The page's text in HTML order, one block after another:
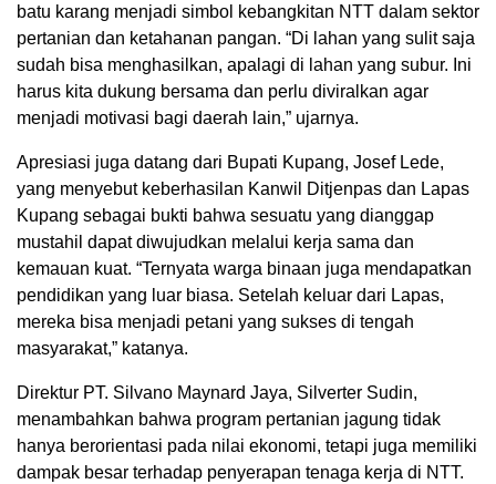
batu karang menjadi simbol kebangkitan NTT dalam sektor
pertanian dan ketahanan pangan. “Di lahan yang sulit saja
sudah bisa menghasilkan, apalagi di lahan yang subur. Ini
harus kita dukung bersama dan perlu diviralkan agar
menjadi motivasi bagi daerah lain,” ujarnya.
Apresiasi juga datang dari Bupati Kupang, Josef Lede,
yang menyebut keberhasilan Kanwil Ditjenpas dan Lapas
Kupang sebagai bukti bahwa sesuatu yang dianggap
mustahil dapat diwujudkan melalui kerja sama dan
kemauan kuat. “Ternyata warga binaan juga mendapatkan
pendidikan yang luar biasa. Setelah keluar dari Lapas,
mereka bisa menjadi petani yang sukses di tengah
masyarakat,” katanya.
Direktur PT. Silvano Maynard Jaya, Silverter Sudin,
menambahkan bahwa program pertanian jagung tidak
hanya berorientasi pada nilai ekonomi, tetapi juga memiliki
dampak besar terhadap penyerapan tenaga kerja di NTT.